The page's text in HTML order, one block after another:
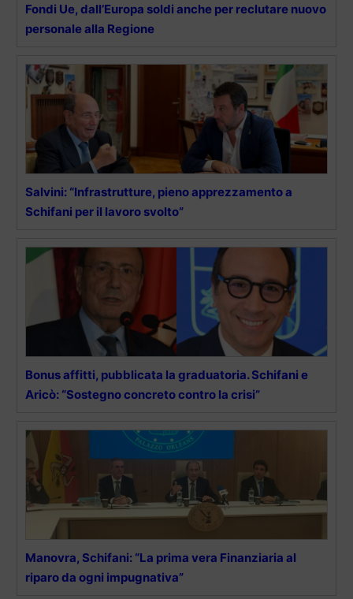
Fondi Ue, dall’Europa soldi anche per reclutare nuovo
personale alla Regione
Salvini: “Infrastrutture, pieno apprezzamento a
Schifani per il lavoro svolto”
Bonus affitti, pubblicata la graduatoria. Schifani e
Aricò: “Sostegno concreto contro la crisi”
Manovra, Schifani: “La prima vera Finanziaria al
riparo da ogni impugnativa”